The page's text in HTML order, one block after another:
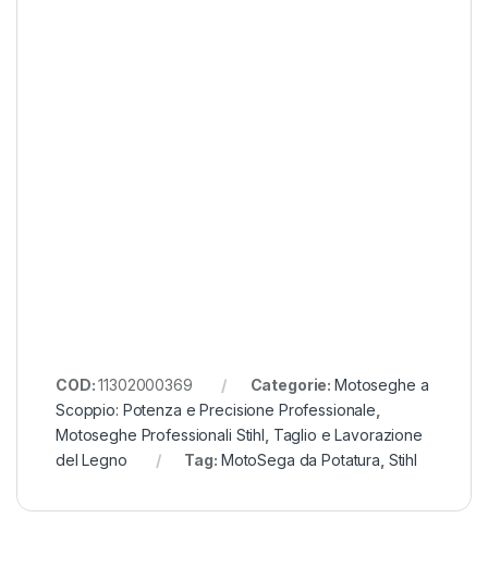
COD:11302000369 Categorie: Motoseghe a
Scoppio: Potenza e Precisione Professionale
Motoseghe Professionali Stihl Taglio e Lavorazione
del Legno
Tag: MotoSega da Potatura Stihl